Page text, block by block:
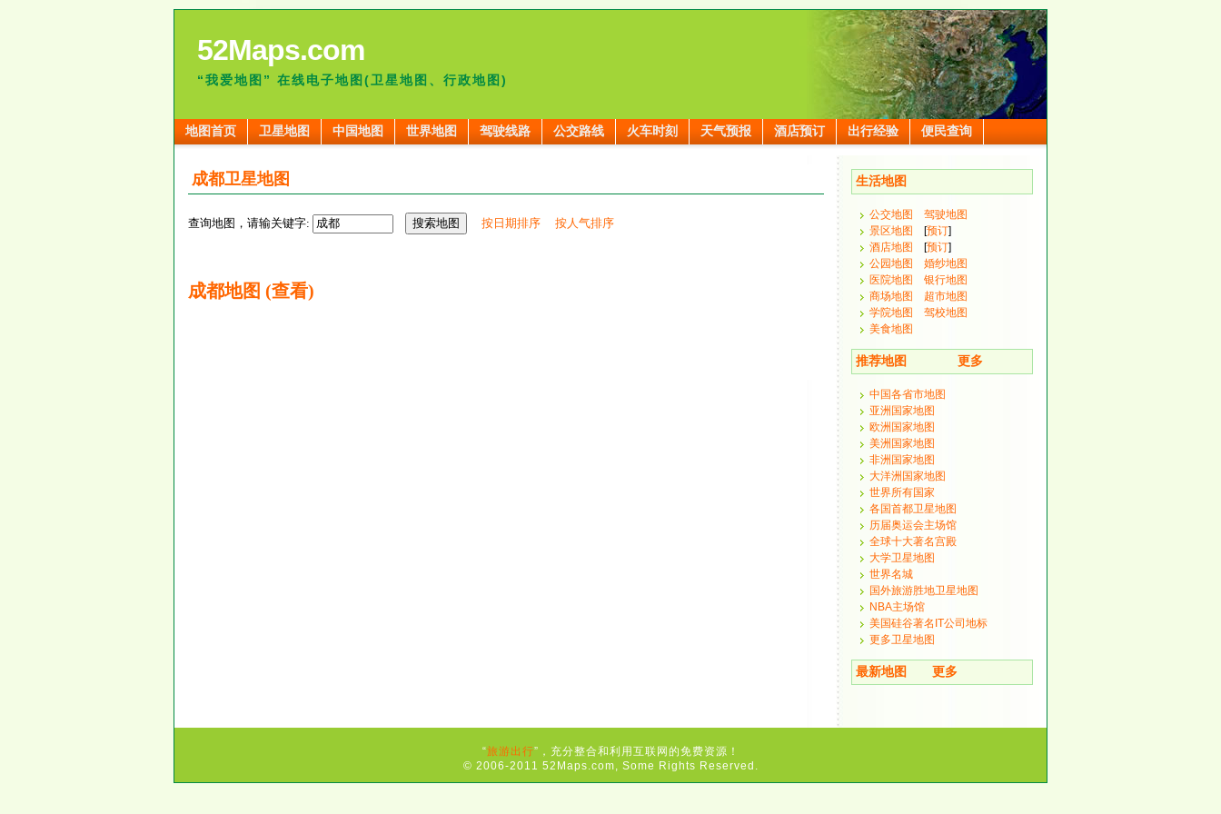
52Maps.com
“我爱地图” 在线电子地图(卫星地图、行政地图)
地图首页 卫星地图 中国地图 世界地图 驾驶线路 公交路线 火车时刻 天气预报 酒店预订 出行经验 便民查询
成都卫星地图
查询地图，请输关键字: 按日期排序 按人气排序
成都地图 (查看)
生活地图
公交地图
驾驶地图
景区地图
[预订]
酒店地图
[预订]
公园地图
婚纱地图
医院地图
银行地图
商场地图
超市地图
学院地图
驾校地图
美食地图
推荐地图 更多
中国各省市地图
亚洲国家地图
欧洲国家地图
美洲国家地图
非洲国家地图
大洋洲国家地图
世界所有国家
各国首都卫星地图
历届奥运会主场馆
全球十大著名宫殿
大学卫星地图
世界名城
国外旅游胜地卫星地图
NBA主场馆
美国硅谷著名IT公司地标
更多卫星地图
最新地图 更多
“旅游出行”，充分整合和利用互联网的免费资源！
© 2006-2011 52Maps.com, Some Rights Reserved.